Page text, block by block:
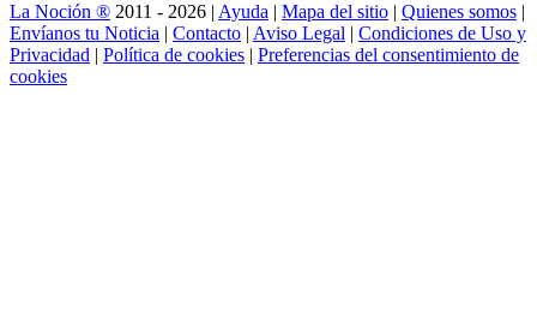
La Noción ® 2011 - 2026 | Ayuda | Mapa del sitio | Quienes somos |
Envíanos tu Noticia | Contacto | Aviso Legal | Condiciones de Uso y
Privacidad | Política de cookies | Preferencias del consentimiento de
cookies